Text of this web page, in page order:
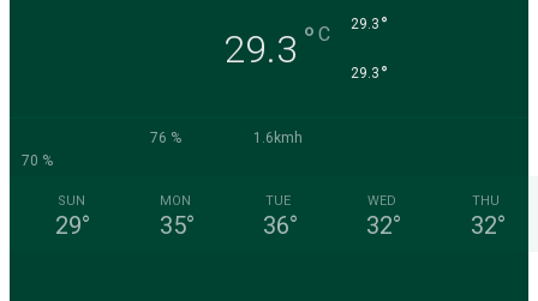
29.3 ° C 29.3 °
29.3 °
76 %
1.6kmh
70 %
SUN
29°
MON
35°
TUE
36°
WED
32°
THU
32°